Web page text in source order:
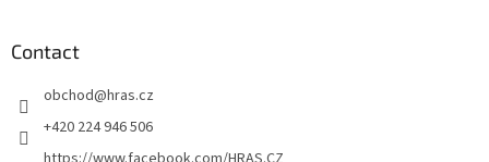
Contact
obchod@hras.cz
+420 224 946 506